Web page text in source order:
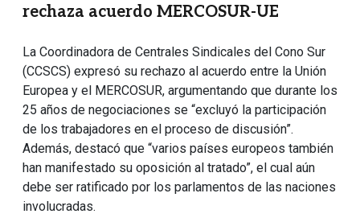
rechaza acuerdo MERCOSUR-UE
La Coordinadora de Centrales Sindicales del Cono Sur
(CCSCS) expresó su rechazo al acuerdo entre la Unión
Europea y el MERCOSUR, argumentando que durante los
25 años de negociaciones se “excluyó la participación
de los trabajadores en el proceso de discusión”.
Además, destacó que “varios países europeos también
han manifestado su oposición al tratado”, el cual aún
debe ser ratificado por los parlamentos de las naciones
involucradas.